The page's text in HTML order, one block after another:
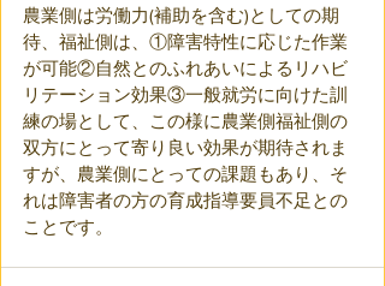
農業側は労働力(補助を含む)としての期
待、福祉側は、①障害特性に応じた作業
が可能②自然とのふれあいによるリハビ
リテーション効果③一般就労に向けた訓
練の場として、この様に農業側福祉側の
双方にとって寄り良い効果が期待されま
すが、農業側にとっての課題もあり、そ
れは障害者の方の育成指導要員不足との
ことです。